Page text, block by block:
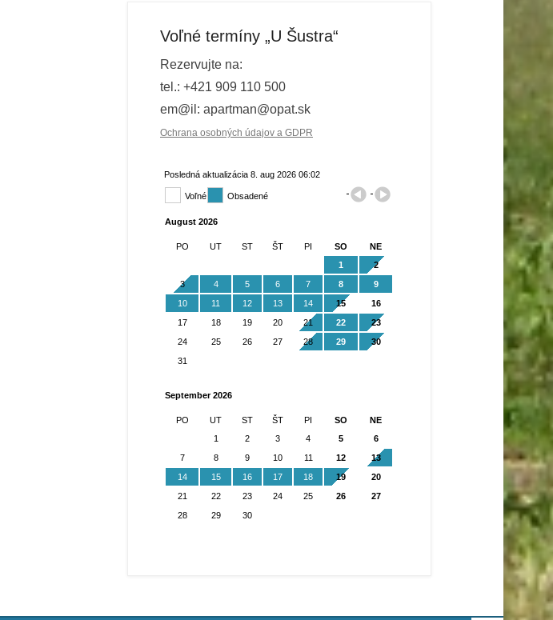
Voľné termíny „U Šustra“
Rezervujte na:
tel.: +421 909 110 500
em@il: apartman@opat.sk
Ochrana osobných údajov a GDPR
Posledná aktualizácia 8. aug 2026 06:02
Voľné Obsadené
august 2026
PO UT ST ŠT PI SO
NE
1
2
3
4 5 6 7 8
9
10
11 12 13 14 15
16
17
18 19 20 21 22
23
24
25 26 27 28 29
30
31
september 2026
PO UT ST ŠT PI SO
NE
1
2 3 4 5
6
7
8 9 10 11 12
13
14
15 16 17 18 19
20
21
22 23 24 25 26
27
28
29 30